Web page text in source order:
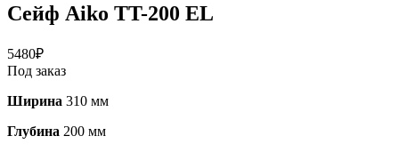
Сейф Aiko TT-200 EL
5480₽
Под заказ
Ширина 310 мм
Глубина 200 мм